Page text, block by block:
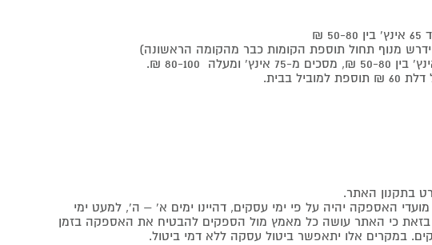
בתקנון האתר.
האספקה יהיה על פי ימי עסקים, דהיינו ימים א' – ה', למעט ימי
בזאת כי האתר עושה כל מאמץ מול הספקים להבטיח את האספקה בזמן
במקרים אלו יתאפשר ביטול עסקה ללא דמי ביטול.